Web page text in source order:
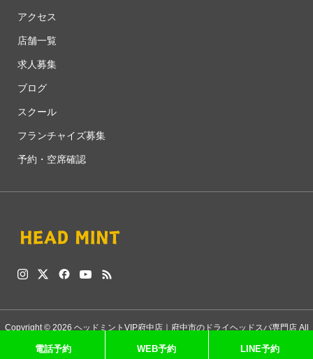
アクセス
店舗一覧
求人募集
ブログ
スクール
フランチャイズ募集
予約・空席確認
Copyright © 2026 ヘッドミントVIP府中店｜府中市のドライヘッドスパ専門店 All
電話予約 WEB予約 LINE予約